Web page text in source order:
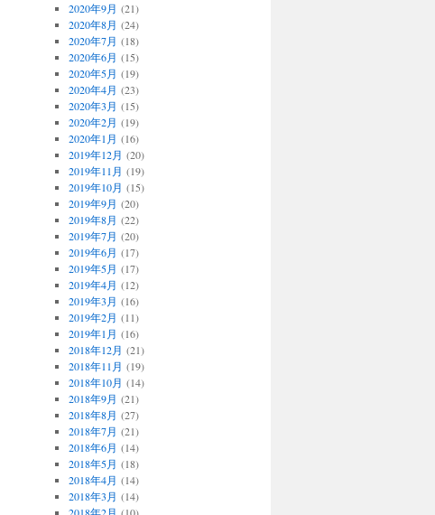
2020年9月 (21)
2020年8月 (24)
2020年7月 (18)
2020年6月 (15)
2020年5月 (19)
2020年4月 (23)
2020年3月 (15)
2020年2月 (19)
2020年1月 (16)
2019年12月 (20)
2019年11月 (19)
2019年10月 (15)
2019年9月 (20)
2019年8月 (22)
2019年7月 (20)
2019年6月 (17)
2019年5月 (17)
2019年4月 (12)
2019年3月 (16)
2019年2月 (11)
2019年1月 (16)
2018年12月 (21)
2018年11月 (19)
2018年10月 (14)
2018年9月 (21)
2018年8月 (27)
2018年7月 (21)
2018年6月 (14)
2018年5月 (18)
2018年4月 (14)
2018年3月 (14)